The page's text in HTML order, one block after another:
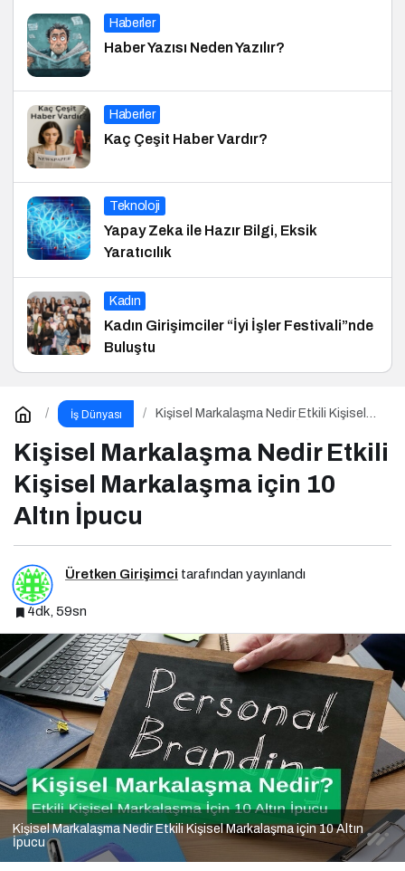
Haberler
Haber Yazısı Neden Yazılır?
Haberler
Kaç Çeşit Haber Vardır?
Teknoloji
Yapay Zeka ile Hazır Bilgi, Eksik
Yaratıcılık
Kadın
Kadın Girişimciler “İyi İşler Festivali”nde
Buluştu
İş Dünyası
Kişisel Markalaşma Nedir Etkili Kişisel
Kişisel Markalaşma Nedir Etkili
Kişisel Markalaşma için 10
Altın İpucu
Üretken Girişimci tarafından yayınlandı
4dk, 59sn
Kişisel Markalaşma Nedir Etkili Kişisel Markalaşma için 10 Altın
İpucu